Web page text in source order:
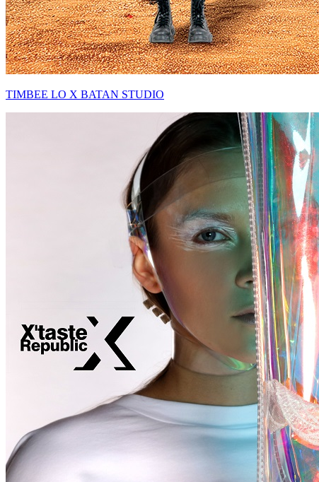
TIMBEE LO X BATAN STUDIO